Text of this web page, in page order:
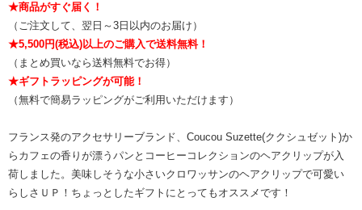
★商品がすぐ届く！
（ご注文して、翌日～3日以内のお届け）
★5,500円(税込)以上のご購入で送料無料！
（まとめ買いなら送料無料でお得）
★ギフトラッピングが可能！
（無料で簡易ラッピングがご利用いただけます）
フランス発のアクセサリーブランド、Coucou Suzette(ククシュゼット)か
らカフェの香りが漂うパンとコーヒーコレクションのヘアクリップが入
荷しました。美味しそうな小さいクロワッサンのヘアクリップで可愛い
らしさＵＰ！ちょっとしたギフトにとってもオススメです！